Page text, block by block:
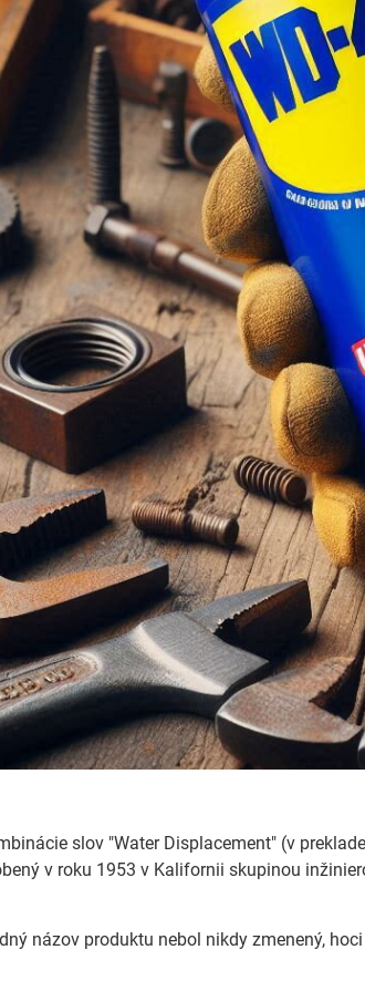
slov "Water Displacement" (v
v roku 1953 v Kalifornii skupinou
názov produktu nebol nikdy zmenený,